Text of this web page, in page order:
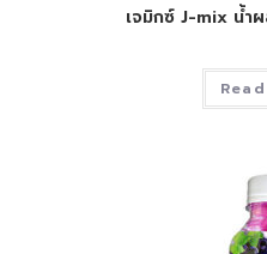
เจมิกซ์ J-mix น้ำ